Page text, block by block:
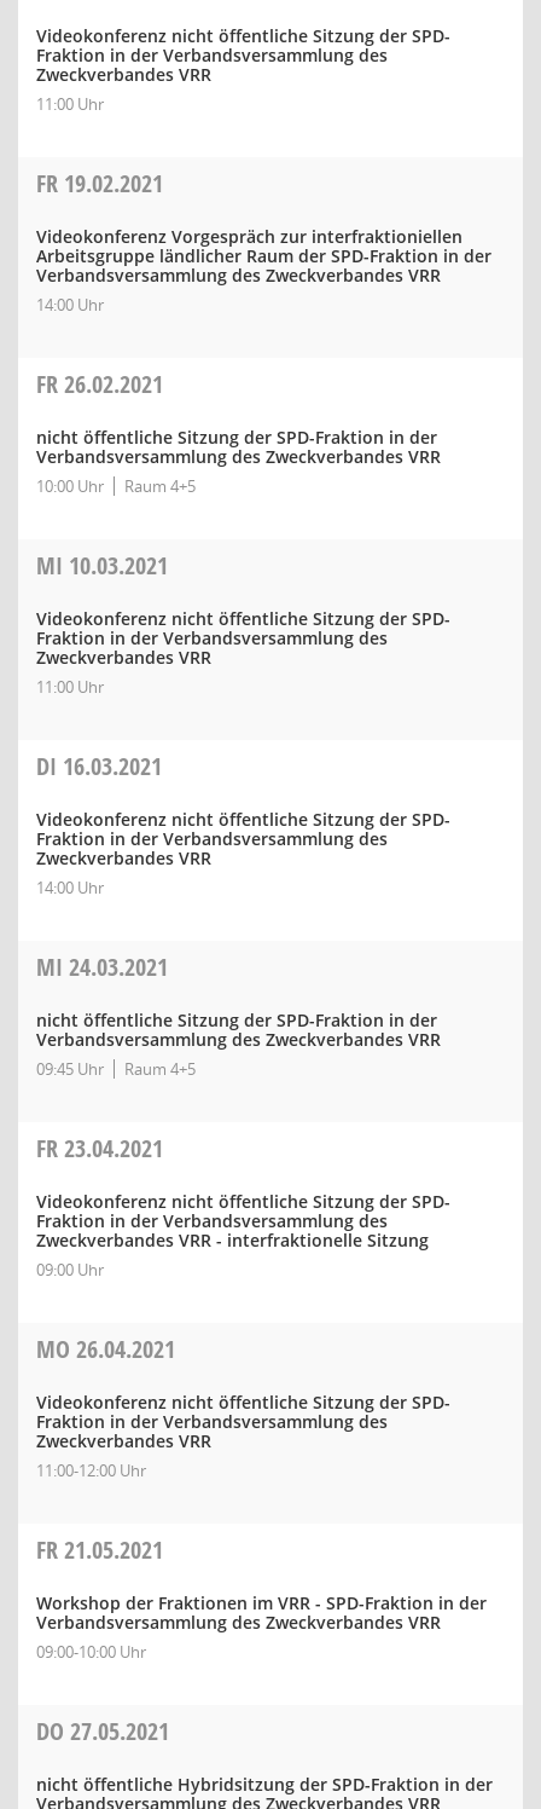
Videokonferenz nicht öffentliche Sitzung der SPD-
Fraktion in der Verbandsversammlung des
Zweckverbandes VRR
11:00 Uhr
FR 19.02.2021
Videokonferenz Vorgespräch zur interfraktioniellen
Arbeitsgruppe ländlicher Raum der SPD-Fraktion in der
Verbandsversammlung des Zweckverbandes VRR
14:00 Uhr
FR26.02.2021
nicht öffentliche Sitzung der SPD-Fraktion in der
Verbandsversammlung des Zweckverbandes VRR
10:00 Uhr Raum 4+5
MI 10.03.2021
Videokonferenz nicht öffentliche Sitzung der SPD-
Fraktion in der Verbandsversammlung des
Zweckverbandes VRR
11:00 Uhr
DI 16.03.2021
Videokonferenz nicht öffentliche Sitzung der SPD-
Fraktion in der Verbandsversammlung des
Zweckverbandes VRR
14:00 Uhr
MI 24.03.2021
nicht öffentliche Sitzung der SPD-Fraktion in der
Verbandsversammlung des Zweckverbandes VRR
09:45 Uhr Raum 4+5
FR23.04.2021
Videokonferenz nicht öffentliche Sitzung der SPD-
Fraktion in der Verbandsversammlung des
Zweckverbandes VRR - interfraktionelle Sitzung
09:00 Uhr
MO 26.04.2021
Videokonferenz nicht öffentliche Sitzung der SPD-
Fraktion in der Verbandsversammlung des
Zweckverbandes VRR
11:00-12:00 Uhr
FR21.05.2021
Workshop der Fraktionen im VRR - SPD-Fraktion in der
Verbandsversammlung des Zweckverbandes VRR
09:00-10:00 Uhr
DO 27.05.2021
nicht öffentliche Hybridsitzung der SPD-Fraktion in der
Verbandsversammlung des Zweckverbandes VRR